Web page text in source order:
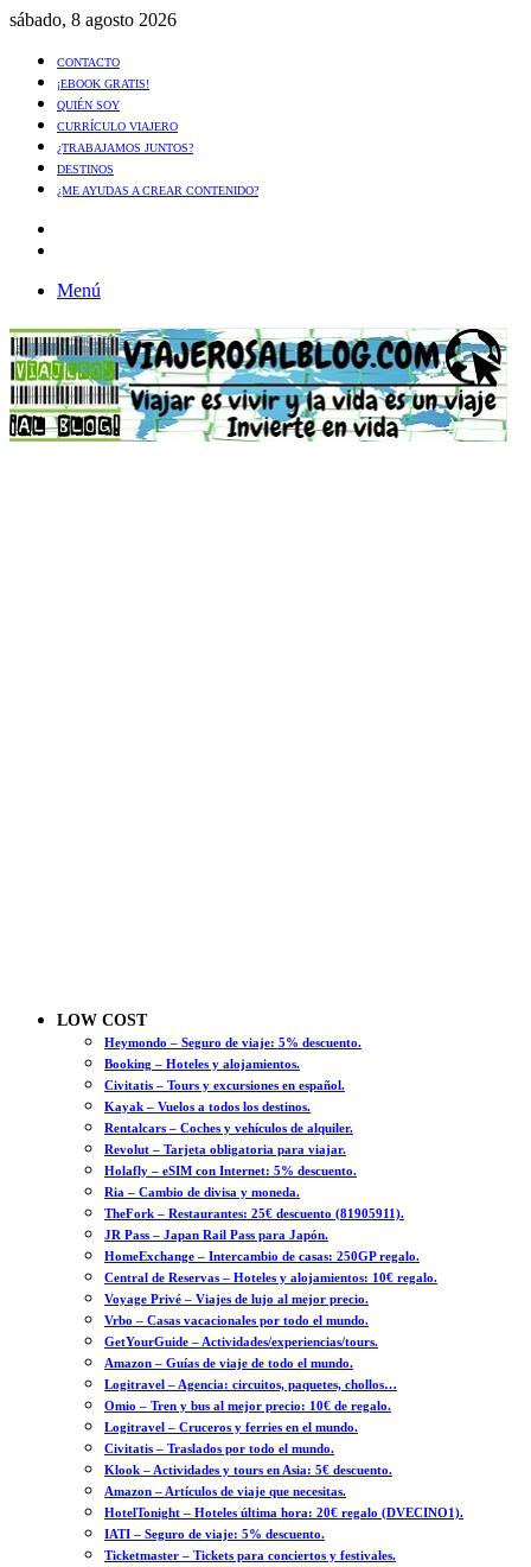
sábado, 8 agosto 2026
CONTACTO
¡EBOOK GRATIS!
QUIÉN SOY
CURRÍCULO VIAJERO
¿TRABAJAMOS JUNTOS?
DESTINOS
¿ME AYUDAS A CREAR CONTENIDO?
Menú
LOW COST
Heymondo – Seguro de viaje: 5% descuento.
Booking – Hoteles y alojamientos.
Civitatis – Tours y excursiones en español.
Kayak – Vuelos a todos los destinos.
Rentalcars – Coches y vehículos de alquiler.
Revolut – Tarjeta obligatoria para viajar.
Holafly – eSIM con Internet: 5% descuento.
Ria – Cambio de divisa y moneda.
TheFork – Restaurantes: 25€ descuento (81905911).
JR Pass – Japan Rail Pass para Japón.
HomeExchange – Intercambio de casas: 250GP regalo.
Central de Reservas – Hoteles y alojamientos: 10€ regalo.
Voyage Privé – Viajes de lujo al mejor precio.
Vrbo – Casas vacacionales por todo el mundo.
GetYourGuide – Actividades/experiencias/tours.
Amazon – Guías de viaje de todo el mundo.
Logitravel – Agencia: circuitos, paquetes, chollos…
Omio – Tren y bus al mejor precio: 10€ de regalo.
Logitravel – Cruceros y ferries en el mundo.
Civitatis – Traslados por todo el mundo.
Klook – Actividades y tours en Asia: 5€ descuento.
Amazon – Artículos de viaje que necesitas.
HotelTonight – Hoteles última hora: 20€ regalo (DVECINO1).
IATI – Seguro de viaje: 5% descuento.
Ticketmaster – Tickets para conciertos y festivales.